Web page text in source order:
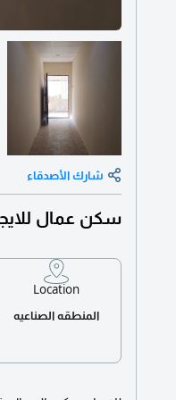
شارك الأصدقاء
سكن عمال
Location
المنطقه الصناعيه